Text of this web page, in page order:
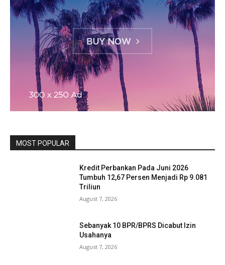
MOST POPULAR
Kredit Perbankan Pada Juni 2026
Tumbuh 12,67 Persen Menjadi Rp 9.081
Triliun
August 7, 2026
Sebanyak 10 BPR/BPRS Dicabut Izin
Usahanya
August 7, 2026